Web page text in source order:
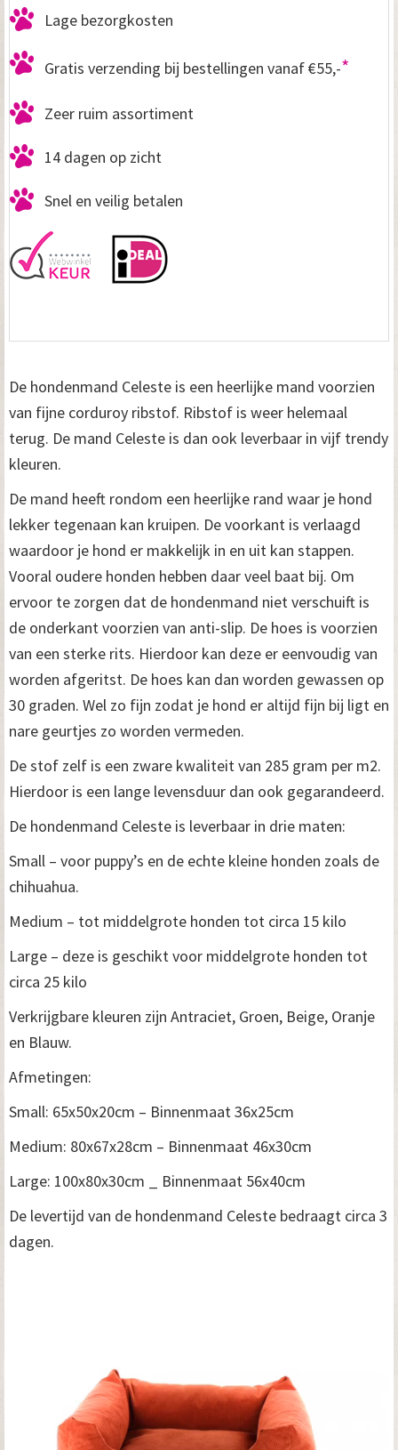
C
e
e
s
t
O
n
j
e
6
5
c
a
a
n
a
l
Lage bezorgkosten
Gratis verzending bij bestellingen vanaf €55,-*
Zeer ruim assortiment
14 dagen op zicht
Snel en veilig betalen
De hondenmand Celeste is een heerlijke mand voorzien
van fijne corduroy ribstof. Ribstof is weer helemaal
terug. De mand Celeste is dan ook leverbaar in vijf trendy
kleuren.
De mand heeft rondom een heerlijke rand waar je hond
lekker tegenaan kan kruipen. De voorkant is verlaagd
waardoor je hond er makkelijk in en uit kan stappen.
Vooral oudere honden hebben daar veel baat bij. Om
ervoor te zorgen dat de hondenmand niet verschuift is
de onderkant voorzien van anti-slip. De hoes is voorzien
van een sterke rits. Hierdoor kan deze er eenvoudig van
worden afgeritst. De hoes kan dan worden gewassen op
30 graden. Wel zo fijn zodat je hond er altijd fijn bij ligt en
nare geurtjes zo worden vermeden.
De stof zelf is een zware kwaliteit van 285 gram per m2.
Hierdoor is een lange levensduur dan ook gegarandeerd.
De hondenmand Celeste is leverbaar in drie maten:
Small – voor puppy’s en de echte kleine honden zoals de
chihuahua.
Medium – tot middelgrote honden tot circa 15 kilo
Large – deze is geschikt voor middelgrote honden tot
circa 25 kilo
Verkrijgbare kleuren zijn Antraciet, Groen, Beige, Oranje
en Blauw.
Afmetingen:
Small: 65x50x20cm – Binnenmaat 36x25cm
Medium: 80x67x28cm – Binnenmaat 46x30cm
Large: 100x80x30cm _ Binnenmaat 56x40cm
De levertijd van de hondenmand Celeste bedraagt circa 3
dagen.